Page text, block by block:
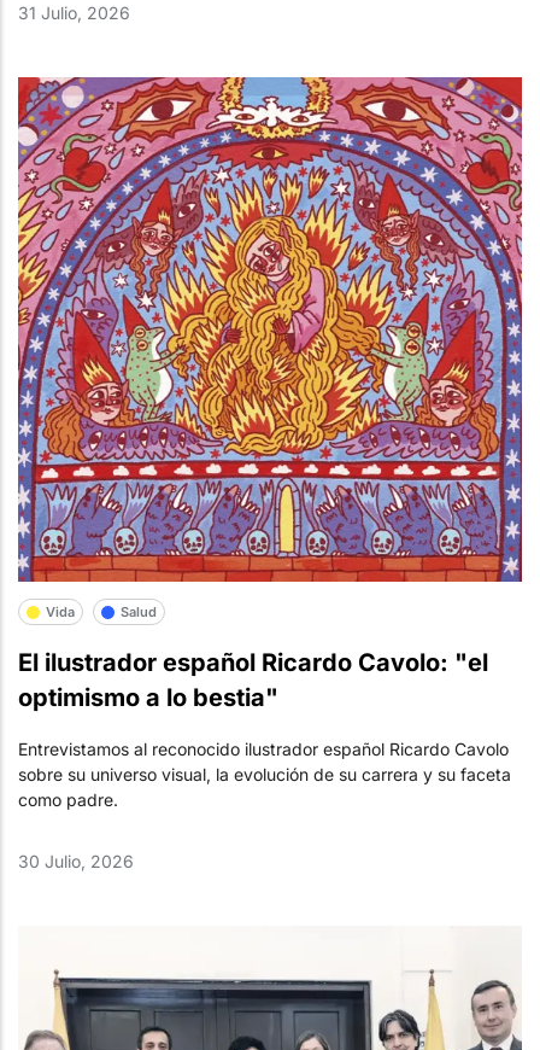
31 Julio, 2026
Vida Salud
El ilustrador español Ricardo Cavolo: "el
optimismo a lo bestia"
Entrevistamos al reconocido ilustrador español Ricardo Cavolo
sobre su universo visual, la evolución de su carrera y su faceta
como padre.
30 Julio, 2026